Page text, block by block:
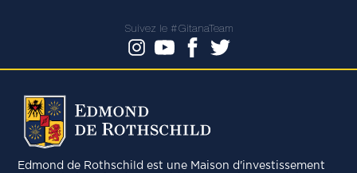
Suivez le #GitanaTeam
Edmond de Rothschild est une Maison d'investissement